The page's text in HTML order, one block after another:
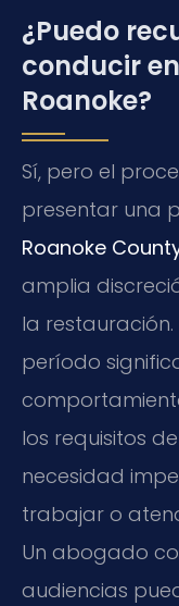
¿Puedo
conducir
Roanoke?
Sí, pero el
presentar una
Roanoke
amplia
la
período
los requisitos
necesidad
trabajar o
Un abogado
audiencias